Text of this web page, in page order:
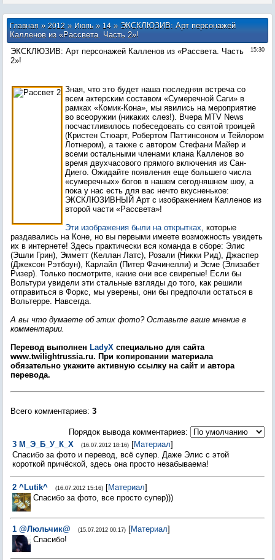
Главная»2012 » Июль » 14» ЭКСКЛЮЗИВ: Арт персонажей
Калленов из «Рассвета. Часть 2»!
15:30
ЭКСКЛЮЗИВ: Арт персонажей Калленов из «Рассвета. Часть
2»!
Зная, что это будет наша последняя встреча со
всем актерским составом «Сумеречной Саги» в
рамках «Комик-Кона», мы явились на мероприятие
во всеоружии (никаких слез!). Вчера MTV News
посчастливилось побеседовать со святой троицей
(Кристен Стюарт, Робертом Паттинсоном и Тейлором
Лотнером), а также с автором Стефани Майер и
всеми остальными членами клана Калленов во
время двухчасового прямого включения из Сан-
Диего. Ожидайте появления еще большего числа
«сумеречных» богов в нашем сегодняшнем шоу, а
пока у нас есть для вас нечто вкусненькое:
ЭКСКЛЮЗИВНЫЙ Арт с изображением Калленов из
второй части «Рассвета»!
Эти изображения были на открытках, которые
раздавались на Коне, но вы первыми имеете возможность увидеть
их в интернете! Здесь практически вся команда в сборе: Элис
(Эшли Грин), Эмметт (Келлан Латс), Розали (Никки Рид), Джаспер
(Джексон Рэтбоун), Карлайл (Питер Фачинелли) и Эсме (Элизабет
Ризер). Только посмотрите, какие они все свирепые! Если бы
Вольтури увидели эти стальные взгляды до того, как решили
отправиться в Форкс, мы уверены, они бы предпочли остаться в
Вольтерре. Навсегда.
А вы что думаете об этих фото? Оставьте ваше мнение в
комментарии.
Перевод выполнен LadyX специально для сайта
www.twilightrussia.ru. При копировании материала
обязательно укажите активную ссылку на сайт и автора
перевода.
Всего комментариев: 3
Порядок вывода комментариев:
3 М_Э_Б_У_К_Х (16.07.2012 18:16) [Материал]
Спасибо за фото и перевод, всё супер. Даже Элис с этой
короткой причёской, здесь она просто незабываема!
2 ^Lutik^ (16.07.2012 15:16) [Материал]
Спасибо за фото, все просто супер)))
1 @Люльчик@ (15.07.2012 00:17) [Материал]
Спасибо!